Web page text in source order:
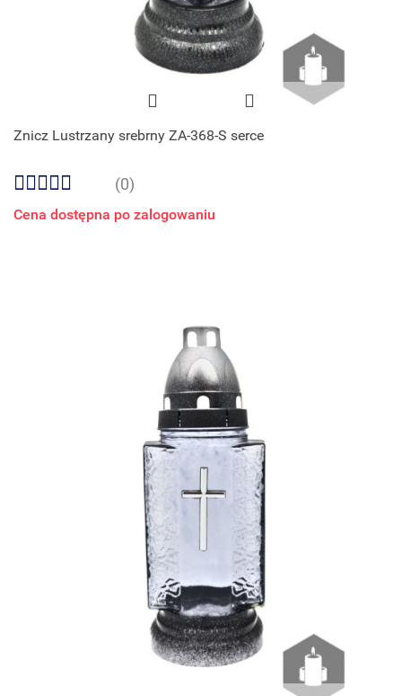
Znicz Lustrzany srebrny ZA-368-S serce
(0)
Cena dostępna po zalogowaniu